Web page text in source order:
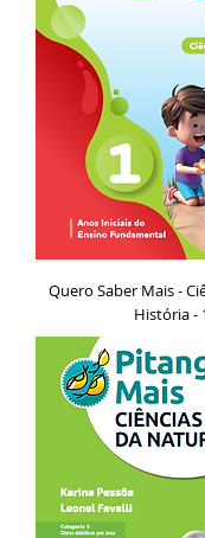
Quero Saber Mais -
História -